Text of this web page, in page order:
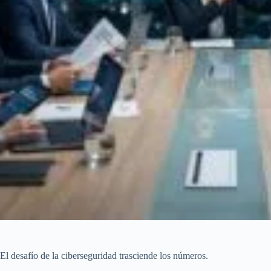
El desafío de la ciberseguridad trasciende los números.